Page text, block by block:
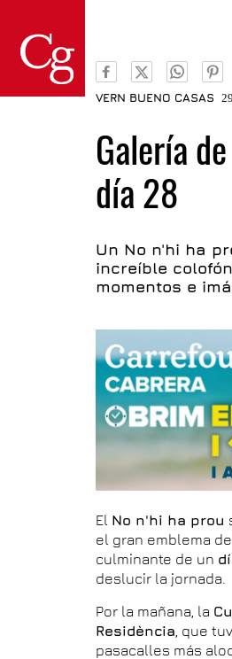
VERN BUENO CASAS
Galería
día 28
Un No n'hi ha
increíble
momentos e
El No n'hi ha prou
el gran emblema
culminante de un
deslucir la jornada.
Por la mañana, la
Residència , que
pasacalles más